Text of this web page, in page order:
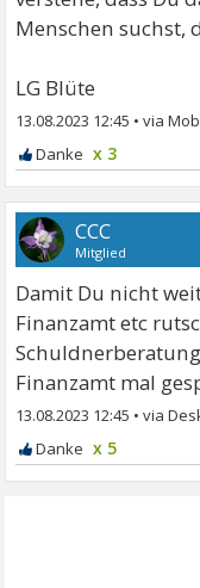
Menschen suchst,
LG Blüte
13.08.2023 12:45 •
x 3
CCC
Mitglied
Damit Du nicht
Finanzamt etc
Finanzamt mal
13.08.2023 12:45 •
x 5